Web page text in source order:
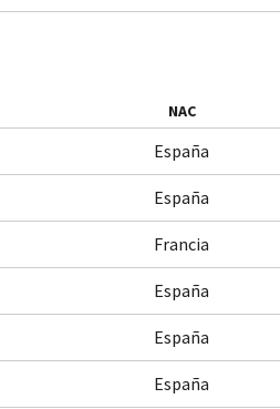
NAC
España
España
Francia
España
España
España